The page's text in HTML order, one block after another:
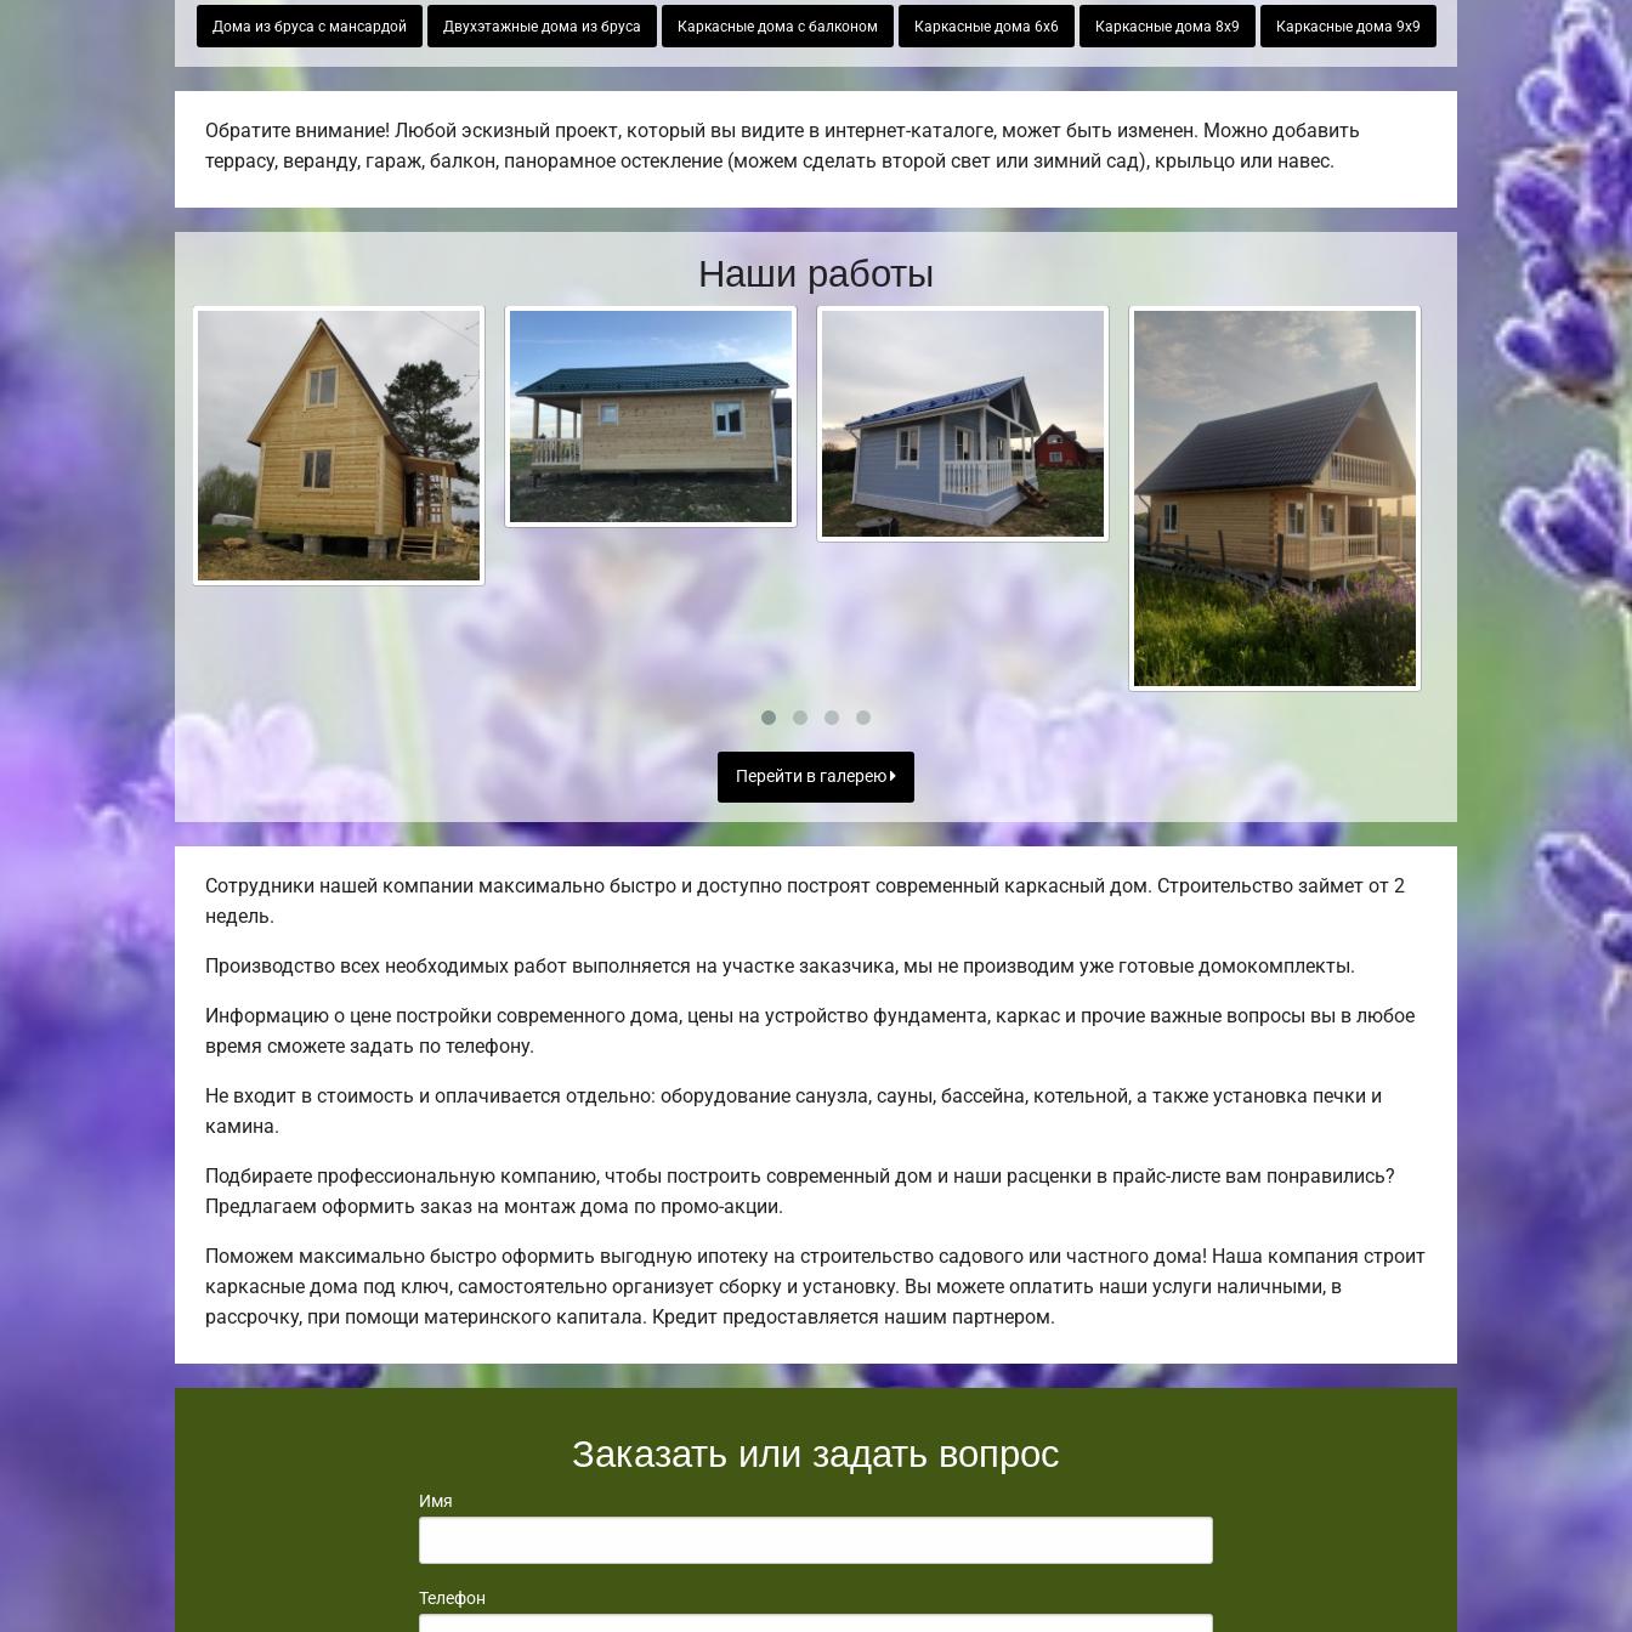
Дома из бруса с мансардой Двухэтажные дома из бруса Каркасные дома с балконом Каркасные дома 6х6 Каркасные дома 8х9 Каркасные дома 9х9
Обратите внимание! Любой эскизный проект, который вы видите в интернет-каталоге, может быть изменен. Можно добавить
террасу, веранду, гараж, балкон, панорамное остекление (можем сделать второй свет или зимний сад), крыльцо или навес.
Наши работы
Перейти в галерею
Сотрудники нашей компании максимально быстро и доступно построят современный каркасный дом. Строительство займет от 2
недель.
Производство всех необходимых работ выполняется на участке заказчика, мы не производим уже готовые домокомплекты.
Информацию о цене постройки современного дома, цены на устройство фундамента, каркас и прочие важные вопросы вы в любое
время сможете задать по телефону.
Не входит в стоимость и оплачивается отдельно: оборудование санузла, сауны, бассейна, котельной, а также установка печки и
камина.
Подбираете профессиональную компанию, чтобы построить современный дом и наши расценки в прайс-листе вам понравились?
Предлагаем оформить заказ на монтаж дома по промо-акции.
Поможем максимально быстро оформить выгодную ипотеку на строительство садового или частного дома! Наша компания строит
каркасные дома под ключ, самостоятельно организует сборку и установку. Вы можете оплатить наши услуги наличными, в
рассрочку, при помощи материнского капитала. Кредит предоставляется нашим партнером.
Заказать или задать вопрос
Имя
Телефон